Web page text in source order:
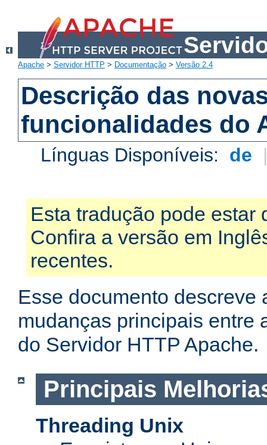
Apache > Servidor HTTP > Documentação > Versão 2.4
Descrição das
funcionalidades do
Línguas Disponíveis: de
Esta tradução pode estar
Confira a versão em
recentes.
Esse documento descreve
mudanças principais entre
do Servidor HTTP Apache.
Principais
Threading Unix